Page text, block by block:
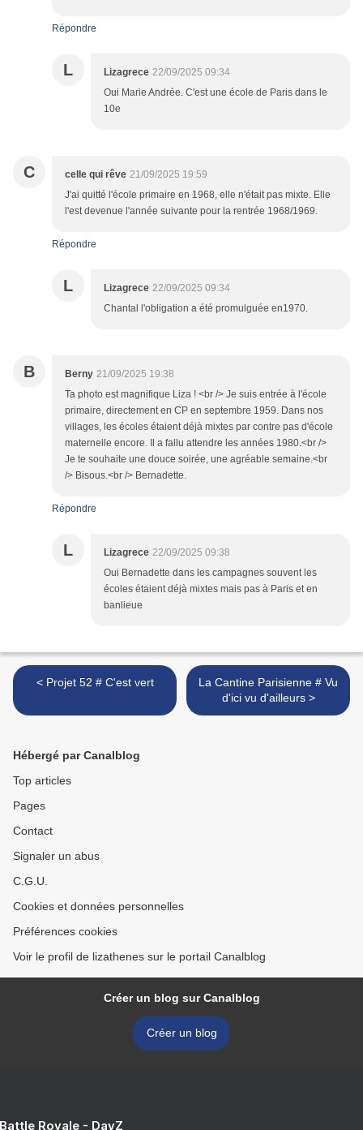
Répondre
L Lizagrece 22/09/2025 09:34
Oui Marie Andrée. C'est une école de Paris dans le
10e
C celle qui rêve 21/09/2025 19:59
J'ai quitté l'école primaire en 1968, elle n'était pas mixte. Elle
l'est devenue l'année suivante pour la rentrée 1968/1969.
Répondre
L Lizagrece 22/09/2025 09:34
Chantal l'obligation a été promulguée en1970.
B Berny 21/09/2025 19:38
Ta photo est magnifique Liza ! <br /> Je suis entrée à l'école
primaire, directement en CP en septembre 1959. Dans nos
villages, les écoles étaient déjà mixtes par contre pas d'école
maternelle encore. Il a fallu attendre les années 1980.<br />
Je te souhaite une douce soirée, une agréable semaine.<br
/> Bisous.<br /> Bernadette.
Répondre
L Lizagrece 22/09/2025 09:38
Oui Bernadette dans les campagnes souvent les
écoles étaient déjà mixtes mais pas à Paris et en
banlieue
< Projet 52 # C'est vert
La Cantine Parisienne # Vu
d'ici vu d'ailleurs >
Hébergé par Canalblog
Top articles
Pages
Contact
Signaler un abus
C.G.U.
Cookies et données personnelles
Préférences cookies
Voir le profil de lizathenes sur le portail Canalblog
Créer un blog sur Canalblog
Créer un blog
Royale - DayZ